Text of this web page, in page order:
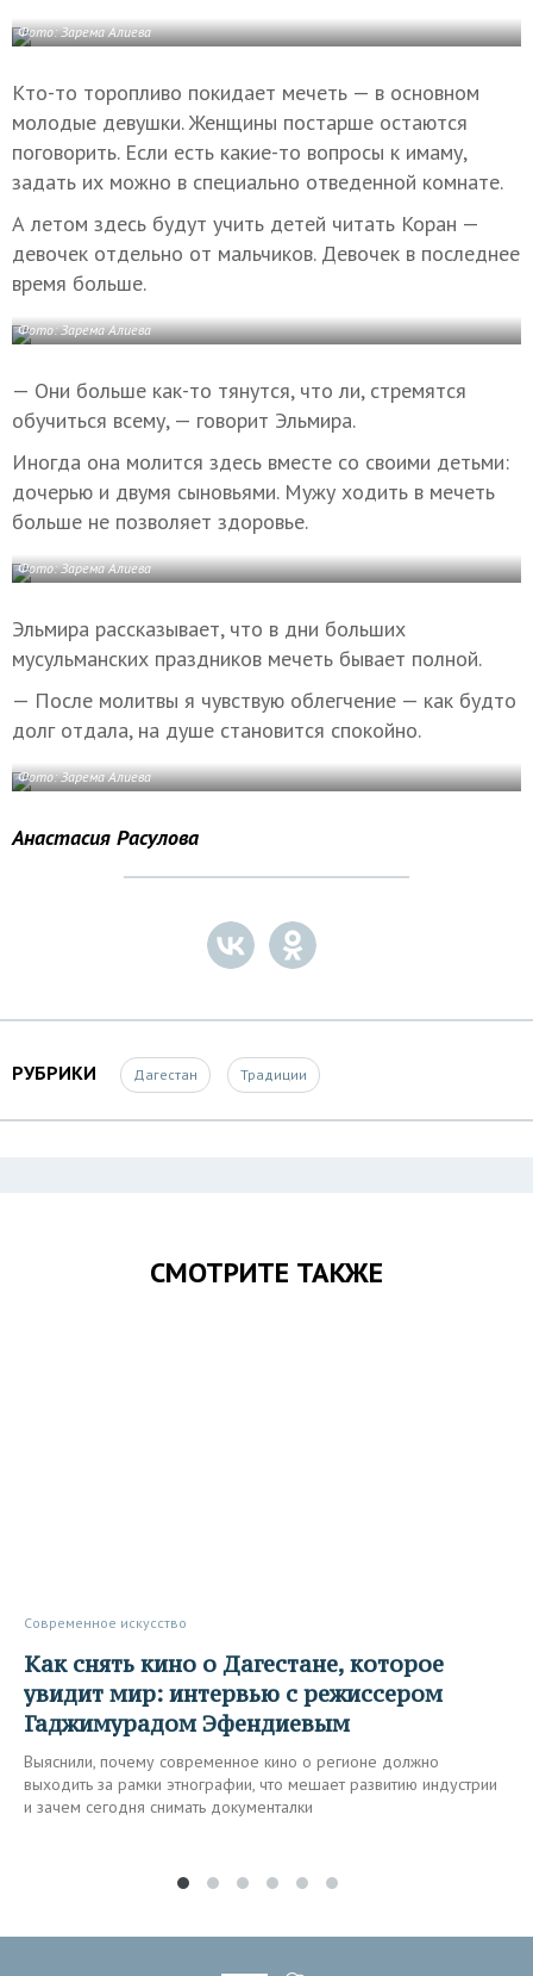
Фото: Зарема Алиева
Кто-то торопливо покидает мечеть — в основном
молодые девушки. Женщины постарше остаются
поговорить. Если есть какие-то вопросы к имаму,
задать их можно в специально отведенной комнате.
А летом здесь будут учить детей читать Коран —
девочек отдельно от мальчиков. Девочек в последнее
время больше.
Фото: Зарема Алиева
— Они больше как-то тянутся, что ли, стремятся
обучиться всему, — говорит Эльмира.
Иногда она молится здесь вместе со своими детьми:
дочерью и двумя сыновьями. Мужу ходить в мечеть
больше не позволяет здоровье.
Фото: Зарема Алиева
Эльмира рассказывает, что в дни больших
мусульманских праздников мечеть бывает полной.
— После молитвы я чувствую облегчение — как будто
долг отдала, на душе становится спокойно.
Фото: Зарема Алиева
Анастасия Расулова
РУБРИКИ Дагестан Традиции
СМОТРИТЕ ТАКЖЕ
Современное искусство
Как снять кино о Дагестане, которое
увидит мир: интервью с режиссером
Гаджимурадом Эфендиевым
Выяснили, почему современное кино о регионе должно
выходить за рамки этнографии, что мешает развитию индустрии
и зачем сегодня снимать документалки